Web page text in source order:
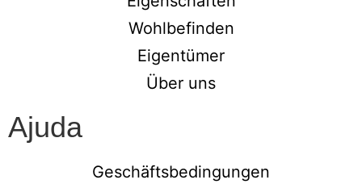
Wohlbefinden
Eigentümer
Über uns
Ajuda
Geschäftsbedingungen